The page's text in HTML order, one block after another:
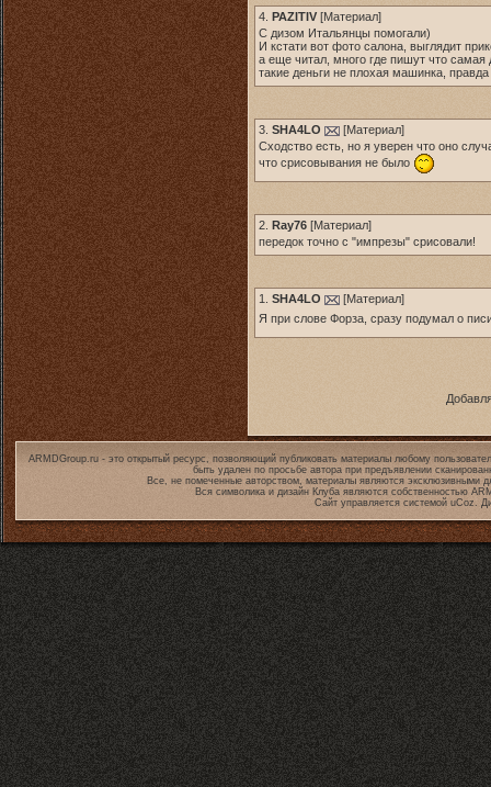
4. PAZITIV [Материал]
С дизом Итальянцы помогали)
И кстати вот фото салона, выглядит
а еще читал, много где пишут что
такие деньги не плохая машинка,
3. SHA4LO [Материал]
Сходство есть, но я уверен что оно
что срисовывания не было
2. Ray76 [Материал]
передок точно с "импрезы" срисовали!
1. SHA4LO [Материал]
Я при слове Форза, сразу подумал о
ARMDGroup.ru - это открытый ресурс, позволяющий публиковать материалы любому
быть удален по просьбе автора при предъявлении
Все, не помеченные авторством, материалы являются эксклюзивными
Вся символика и дизайн Клуба являются собственностью
Сайт управляется системой uCoz.